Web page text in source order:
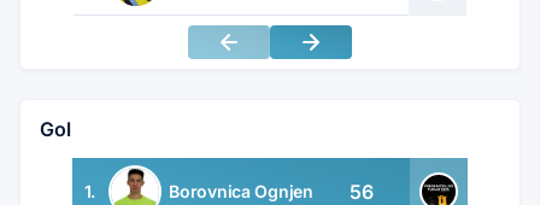
Gol
1. Borovnica Ognjen 56